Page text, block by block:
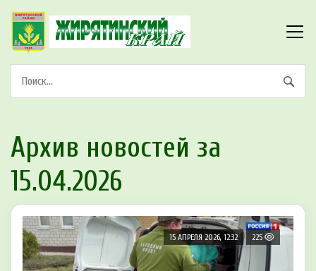
Архив новостей за
15.04.2026
15 АПРЕЛЯ 2026, 12:32 225